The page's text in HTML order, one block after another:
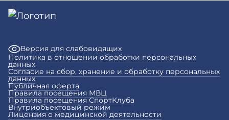
Версия для слабовидящих
Политика в отношении обработки персональных
данных
Согласие на сбор, хранение и обработку персональных
данных
Публичная оферта
Правила посещения МВЦ
Правила посещения СпортКлуба
Внутриобъектовый режим
Лицензия о медицинской деятельности